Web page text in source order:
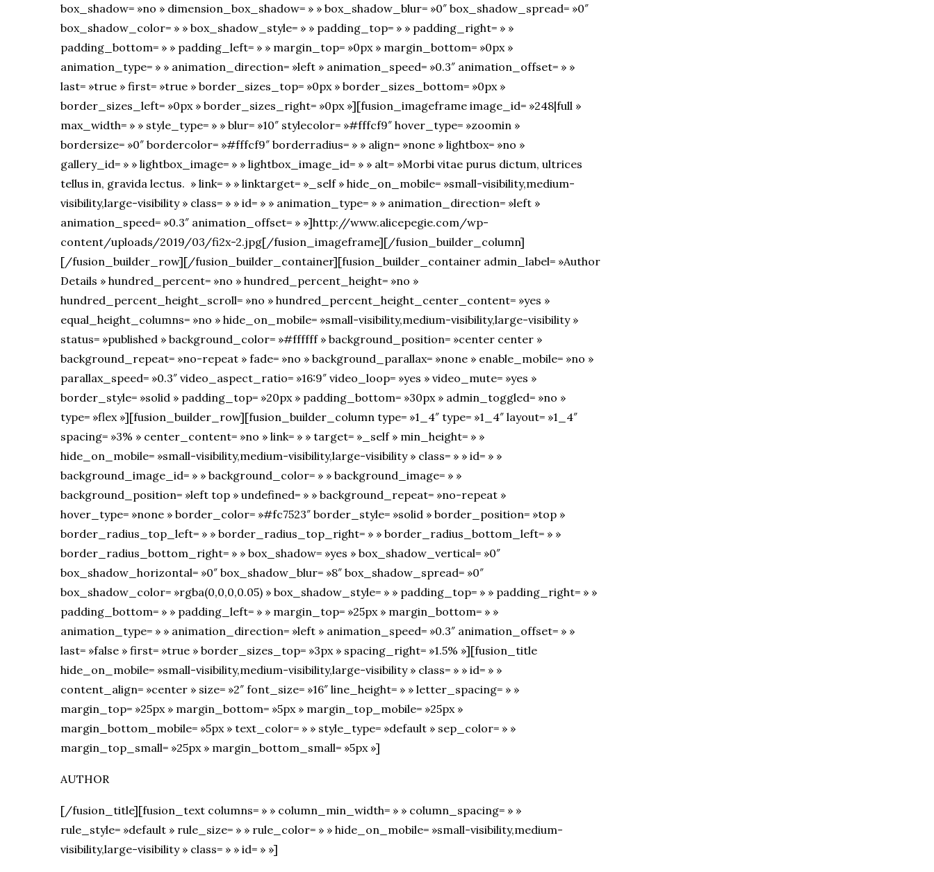
box_shadow= »no » dimension_box_shadow= » » box_shadow_blur= »0″ box_shadow_spread= »0″
box_shadow_color= » » box_shadow_style= » » padding_top= » » padding_right= » »
padding_bottom= » » padding_left= » » margin_top= »0px » margin_bottom= »0px »
animation_type= » » animation_direction= »left » animation_speed= »0.3″ animation_offset= » »
last= »true » first= »true » border_sizes_top= »0px » border_sizes_bottom= »0px »
border_sizes_left= »0px » border_sizes_right= »0px »][fusion_imageframe image_id= »248|full »
max_width= » » style_type= » » blur= »10″ stylecolor= »#fffcf9″ hover_type= »zoomin »
bordersize= »0″ bordercolor= »#fffcf9″ borderradius= » » align= »none » lightbox= »no »
gallery_id= » » lightbox_image= » » lightbox_image_id= » » alt= »Morbi vitae purus dictum, ultrices
tellus in, gravida lectus. » link= » » linktarget= »_self » hide_on_mobile= »small-visibility,medium-
visibility,large-visibility » class= » » id= » » animation_type= » » animation_direction= »left »
animation_speed= »0.3″ animation_offset= » »]http://www.alicepegie.com/wp-
content/uploads/2019/03/fi2x-2.jpg[/fusion_imageframe][/fusion_builder_column]
[/fusion_builder_row][/fusion_builder_container][fusion_builder_container admin_label= »Author
Details » hundred_percent= »no » hundred_percent_height= »no »
hundred_percent_height_scroll= »no » hundred_percent_height_center_content= »yes »
equal_height_columns= »no » hide_on_mobile= »small-visibility,medium-visibility,large-visibility »
status= »published » background_color= »#ffffff » background_position= »center center »
background_repeat= »no-repeat » fade= »no » background_parallax= »none » enable_mobile= »no »
parallax_speed= »0.3″ video_aspect_ratio= »16:9″ video_loop= »yes » video_mute= »yes »
border_style= »solid » padding_top= »20px » padding_bottom= »30px » admin_toggled= »no »
type= »flex »][fusion_builder_row][fusion_builder_column type= »1_4″ type= »1_4″ layout= »1_4″
spacing= »3% » center_content= »no » link= » » target= »_self » min_height= » »
hide_on_mobile= »small-visibility,medium-visibility,large-visibility » class= » » id= » »
background_image_id= » » background_color= » » background_image= » »
background_position= »left top » undefined= » » background_repeat= »no-repeat »
hover_type= »none » border_color= »#fc7523″ border_style= »solid » border_position= »top »
border_radius_top_left= » » border_radius_top_right= » » border_radius_bottom_left= » »
border_radius_bottom_right= » » box_shadow= »yes » box_shadow_vertical= »0″
box_shadow_horizontal= »0″ box_shadow_blur= »8″ box_shadow_spread= »0″
box_shadow_color= »rgba(0,0,0,0.05) » box_shadow_style= » » padding_top= » » padding_right= » »
padding_bottom= » » padding_left= » » margin_top= »25px » margin_bottom= » »
animation_type= » » animation_direction= »left » animation_speed= »0.3″ animation_offset= » »
last= »false » first= »true » border_sizes_top= »3px » spacing_right= »1.5% »][fusion_title
hide_on_mobile= »small-visibility,medium-visibility,large-visibility » class= » » id= » »
content_align= »center » size= »2″ font_size= »16″ line_height= » » letter_spacing= » »
margin_top= »25px » margin_bottom= »5px » margin_top_mobile= »25px »
margin_bottom_mobile= »5px » text_color= » » style_type= »default » sep_color= » »
margin_top_small= »25px » margin_bottom_small= »5px »]
AUTHOR
[/fusion_title][fusion_text columns= » » column_min_width= » » column_spacing= » »
rule_style= »default » rule_size= » » rule_color= » » hide_on_mobile= »small-visibility,medium-
visibility,large-visibility » class= » » id= » »]